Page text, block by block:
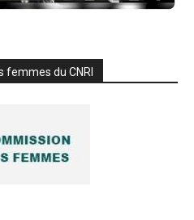
femmes du CNRI